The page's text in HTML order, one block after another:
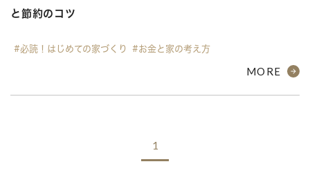
と節約のコツ
#必読！はじめての家づくり #お金と家の考え方
MORE
1